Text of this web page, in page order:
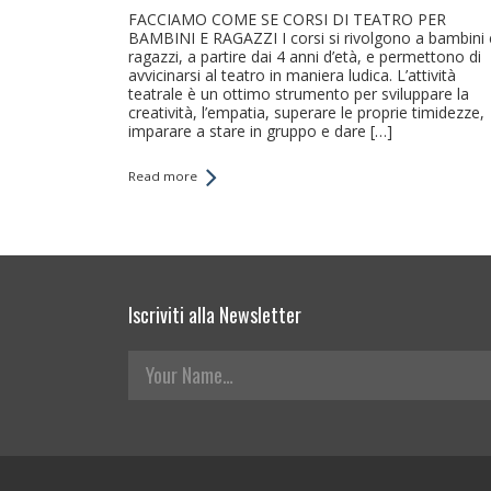
FACCIAMO COME SE CORSI DI TEATRO PER
BAMBINI E RAGAZZI I corsi si rivolgono a bambini
ragazzi, a partire dai 4 anni d’età, e permettono di
avvicinarsi al teatro in maniera ludica. L’attività
teatrale è un ottimo strumento per sviluppare la
creatività, l’empatia, superare le proprie timidezze,
imparare a stare in gruppo e dare […]
Read more
Iscriviti alla Newsletter
Your Name